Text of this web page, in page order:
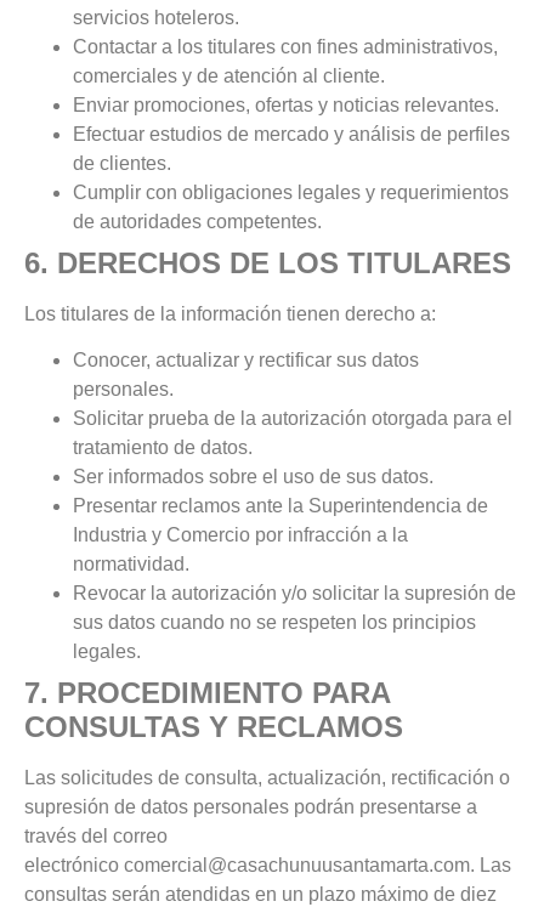
servicios hoteleros.
Contactar a los titulares con fines administrativos,
comerciales y de atención al cliente.
Enviar promociones, ofertas y noticias relevantes.
Efectuar estudios de mercado y análisis de perfiles
de clientes.
Cumplir con obligaciones legales y requerimientos
de autoridades competentes.
6. DERECHOS DE LOS TITULARES
Los titulares de la información tienen derecho a:
Conocer, actualizar y rectificar sus datos
personales.
Solicitar prueba de la autorización otorgada para el
tratamiento de datos.
Ser informados sobre el uso de sus datos.
Presentar reclamos ante la Superintendencia de
Industria y Comercio por infracción a la
normatividad.
Revocar la autorización y/o solicitar la supresión de
sus datos cuando no se respeten los principios
legales.
7. PROCEDIMIENTO PARA
CONSULTAS Y RECLAMOS
Las solicitudes de consulta, actualización, rectificación o
supresión de datos personales podrán presentarse a
través del correo
electrónico comercial@casachunuusantamarta.com. Las
consultas serán atendidas en un plazo máximo de diez